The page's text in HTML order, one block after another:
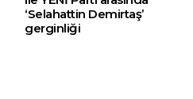
‘Selahattin Demirtaş’
gerginliği